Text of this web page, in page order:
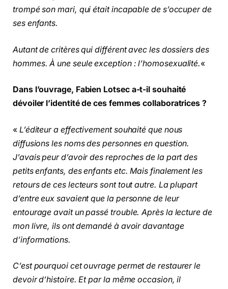
trompé son mari, qui était incapable de s’occuper de
ses enfants.
Autant de critères qui différent avec les dossiers des
hommes. À une seule exception : l’homosexualité.«
Dans l’ouvrage, Fabien Lotsec a-t-il souhaité
dévoiler l’identité de ces femmes collaboratrices ?
« L’éditeur a effectivement souhaité que nous
diffusions les noms des personnes en question.
J’avais peur d’avoir des reproches de la part des
petits enfants, des enfants etc. Mais finalement les
retours de ces lecteurs sont tout autre. La plupart
d’entre eux savaient que la personne de leur
entourage avait un passé trouble. Après la lecture de
mon livre, ils ont demandé à avoir davantage
d’informations.
C’est pourquoi cet ouvrage permet de restaurer le
devoir d’histoire. Et par la même occasion, il